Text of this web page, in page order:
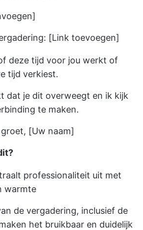
[Link toevoegen]
deze tijd voor jou werkt of
tijd verkiest.
dat je dit overweegt en ik kijk
te maken.
[Uw naam]
professionaliteit uit met
warmte
de vergadering, inclusief de
het bruikbaar en duidelijk